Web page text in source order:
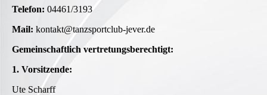
Telefon: 04461/3193
Mail: kontakt@tanzsportclub-jever.de
Gemeinschaftlich vertretungsberechtigt:
1. Vorsitzende:
Ute Scharff